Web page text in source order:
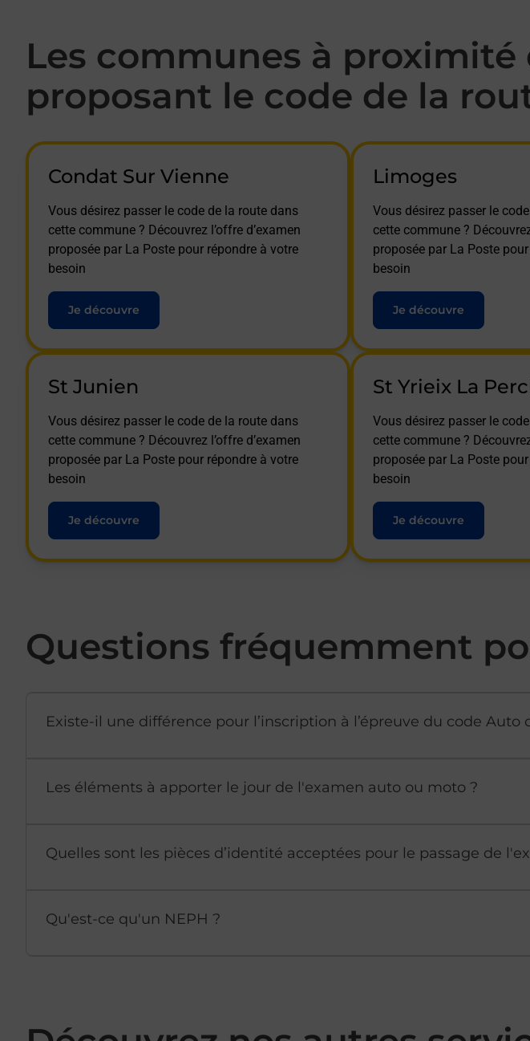
Les communes à proximité
proposant le code de la
Condat Sur Vienne
Vous désirez passer le code de la route dans
cette commune ? Découvrez l’offre d’examen
proposée par La Poste pour répondre à votre
besoin
Je découvre
Limoges
Vous désirez passer le
cette commune ?
proposée par La Poste
besoin
Je découvre
St Junien
Vous désirez passer le code de la route dans
cette commune ? Découvrez l’offre d’examen
proposée par La Poste pour répondre à votre
besoin
Je découvre
St Yrieix La
Vous désirez passer le
cette commune ?
proposée par La Poste
besoin
Je découvre
Questions fréquemment
Existe-il une différence pour l’inscription à l’épreuve du code Auto
Les éléments à apporter le jour de l'examen auto ou moto ?
Quelles sont les pièces d’identité acceptées pour le passage de
Qu'est-ce qu'un NEPH ?